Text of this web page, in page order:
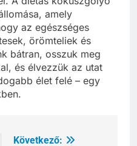
amely
az egészséges
örömteliek és
bátran, osszuk meg
és élvezzük az utat
élet felé – egy
Következő: